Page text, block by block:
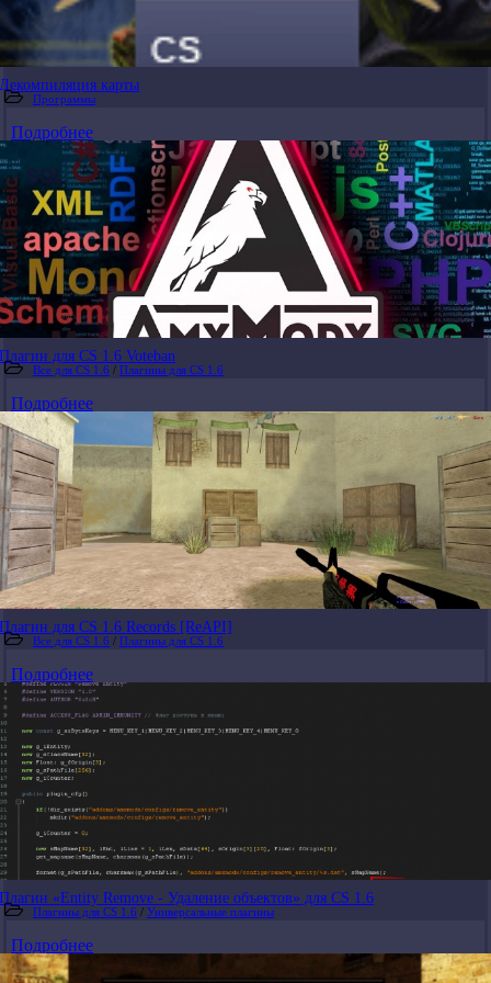
Декомпиляция карты
Программы
Подробнее
Плагин для CS 1.6 Voteban
Все для CS 1.6 / Плагины для CS 1.6
Подробнее
Плагин для CS 1.6 Records [ReAPI]
Все для CS 1.6 / Плагины для CS 1.6
Подробнее
Плагин «Entity Remove - Удаление объектов» для CS 1.6
Плагины для CS 1.6 / Универсальные плагины
Подробнее